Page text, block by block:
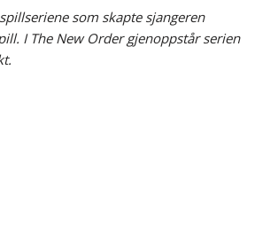
som skapte sjangeren
I The New Order gjenoppstår serien